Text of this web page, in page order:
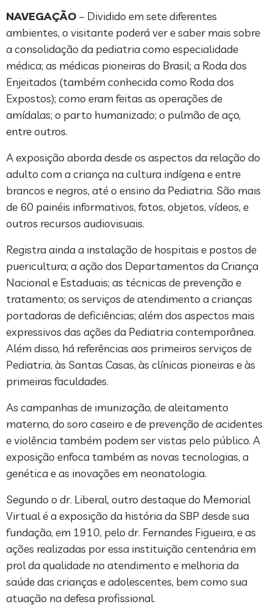
NAVEGAÇÃO – Dividido em sete diferentes
ambientes, o visitante poderá ver e saber mais sobre
a consolidação da pediatria como especialidade
médica; as médicas pioneiras do Brasil; a Roda dos
Enjeitados (também conhecida como Roda dos
Expostos); como eram feitas as operações de
amídalas; o parto humanizado; o pulmão de aço,
entre outros.
A exposição aborda desde os aspectos da relação do
adulto com a criança na cultura indígena e entre
brancos e negros, até o ensino da Pediatria. São mais
de 60 painéis informativos, fotos, objetos, vídeos, e
outros recursos audiovisuais.
Registra ainda a instalação de hospitais e postos de
puericultura; a ação dos Departamentos da Criança
Nacional e Estaduais; as técnicas de prevenção e
tratamento; os serviços de atendimento a crianças
portadoras de deficiências; além dos aspectos mais
expressivos das ações da Pediatria contemporânea.
Além disso, há referências aos primeiros serviços de
Pediatria, às Santas Casas, às clínicas pioneiras e às
primeiras faculdades.
As campanhas de imunização, de aleitamento
materno, do soro caseiro e de prevenção de acidentes
e violência também podem ser vistas pelo público. A
exposição enfoca também as novas tecnologias, a
genética e as inovações em neonatologia.
Segundo o dr. Liberal, outro destaque do Memorial
Virtual é a exposição da história da SBP desde sua
fundação, em 1910, pelo dr. Fernandes Figueira, e as
ações realizadas por essa instituição centenária em
prol da qualidade no atendimento e melhoria da
saúde das crianças e adolescentes, bem como sua
atuação na defesa profissional.